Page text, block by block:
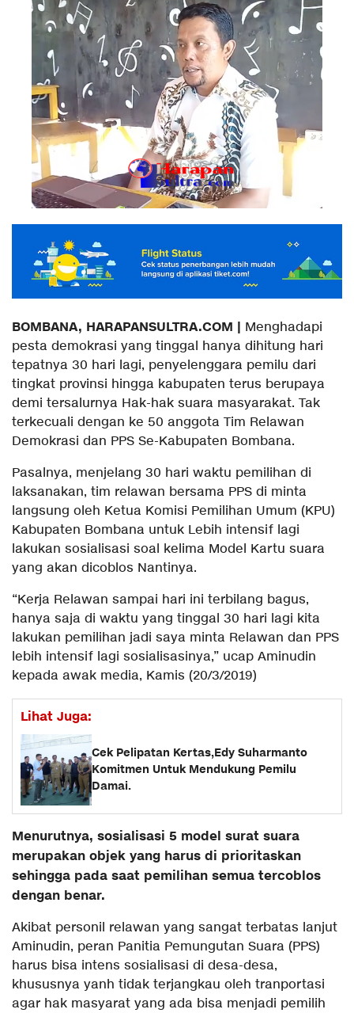
BOMBANA, HARAPANSULTRA.COM | Menghadapi
pesta demokrasi yang tinggal hanya dihitung hari
tepatnya 30 hari lagi, penyelenggara pemilu dari
tingkat provinsi hingga kabupaten terus berupaya
demi tersalurnya Hak-hak suara masyarakat. Tak
terkecuali dengan ke 50 anggota Tim Relawan
Demokrasi dan PPS Se-Kabupaten Bombana.
Pasalnya, menjelang 30 hari waktu pemilihan di
laksanakan, tim relawan bersama PPS di minta
langsung oleh Ketua Komisi Pemilihan Umum (KPU)
Kabupaten Bombana untuk Lebih intensif lagi
lakukan sosialisasi soal kelima Model Kartu suara
yang akan dicoblos Nantinya.
“Kerja Relawan sampai hari ini terbilang bagus,
hanya saja di waktu yang tinggal 30 hari lagi kita
lakukan pemilihan jadi saya minta Relawan dan PPS
lebih intensif lagi sosialisasinya,” ucap Aminudin
kepada awak media, Kamis (20/3/2019)
Lihat Juga:
Cek Pelipatan Kertas,Edy Suharmanto
Komitmen Untuk Mendukung Pemilu
Damai.
Menurutnya, sosialisasi 5 model surat suara
merupakan objek yang harus di prioritaskan
sehingga pada saat pemilihan semua tercoblos
dengan benar.
Akibat personil relawan yang sangat terbatas lanjut
Aminudin, peran Panitia Pemungutan Suara (PPS)
harus bisa intens sosialisasi di desa-desa,
khususnya yanh tidak terjangkau oleh tranportasi
agar hak masyarat yang ada bisa menjadi pemilih